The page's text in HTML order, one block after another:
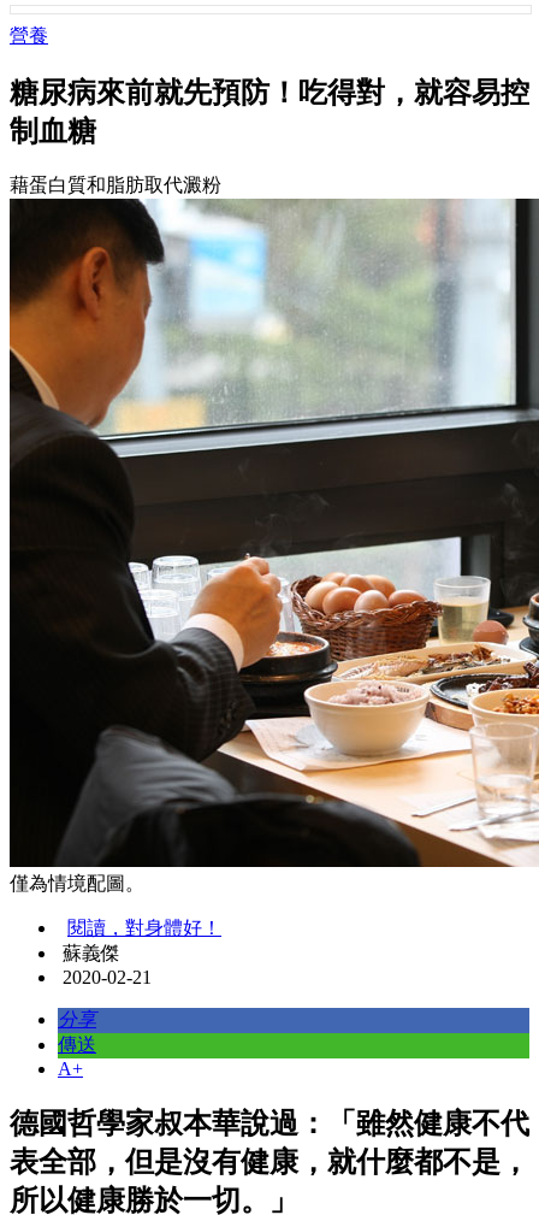
營養
糖尿病來前就先預防！吃得對，就容易控
制血糖
藉蛋白質和脂肪取代澱粉
僅為情境配圖。
閱讀，對身體好！
蘇義傑
2020-02-21
分享
傳送
A+
德國哲學家叔本華說過：「雖然健康不代
表全部，但是沒有健康，就什麼都不是，
所以健康勝於一切。」